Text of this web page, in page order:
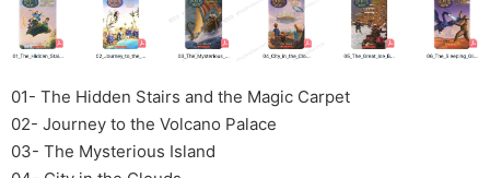
01- The Hidden Stairs and the Magic Carpet
02- Journey to the Volcano Palace
03- The Mysterious Island